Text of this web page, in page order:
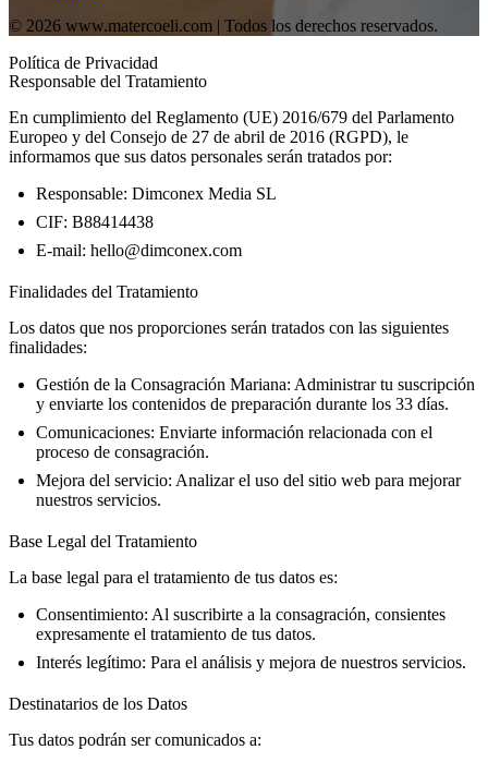
© 2026 www.matercoeli.com | Todos los derechos reservados.
Política de Privacidad
Responsable del Tratamiento
En cumplimiento del Reglamento (UE) 2016/679 del Parlamento
Europeo y del Consejo de 27 de abril de 2016 (RGPD), le
informamos que sus datos personales serán tratados por:
Responsable: Dimconex Media SL
CIF: B88414438
E-mail: hello@dimconex.com
Finalidades del Tratamiento
Los datos que nos proporciones serán tratados con las siguientes
finalidades:
Gestión de la Consagración Mariana: Administrar tu suscripción
y enviarte los contenidos de preparación durante los 33 días.
Comunicaciones: Enviarte información relacionada con el
proceso de consagración.
Mejora del servicio: Analizar el uso del sitio web para mejorar
nuestros servicios.
Base Legal del Tratamiento
La base legal para el tratamiento de tus datos es:
Consentimiento: Al suscribirte a la consagración, consientes
expresamente el tratamiento de tus datos.
Interés legítimo: Para el análisis y mejora de nuestros servicios.
Destinatarios de los Datos
Tus datos podrán ser comunicados a: